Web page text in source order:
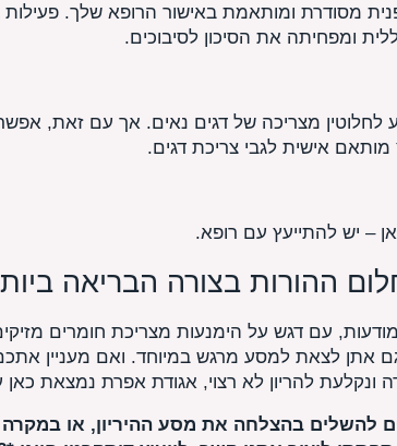
מסודרת ומותאמת באישור הרופא שלך. פעילות
ומפחיתה את הסיכון לסיבוכים.
מצריכה של דגים נאים. אך עם זאת,
אישית לגבי צריכת דגים.
– יש להתייעץ עם רופא.
ההורות בצורה הבריאה
עם דגש על הימנעות מצריכת חומרים
אתן לצאת למסע מרגש במיוחד. ואם מעניין
ונקלעת להריון לא רצוי, אגודת אפרת נמצאת כאן
להשלים בהצלחה את מסע ההיריון, או